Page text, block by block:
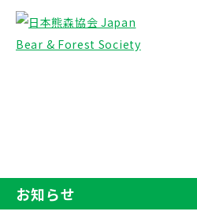
お知らせ